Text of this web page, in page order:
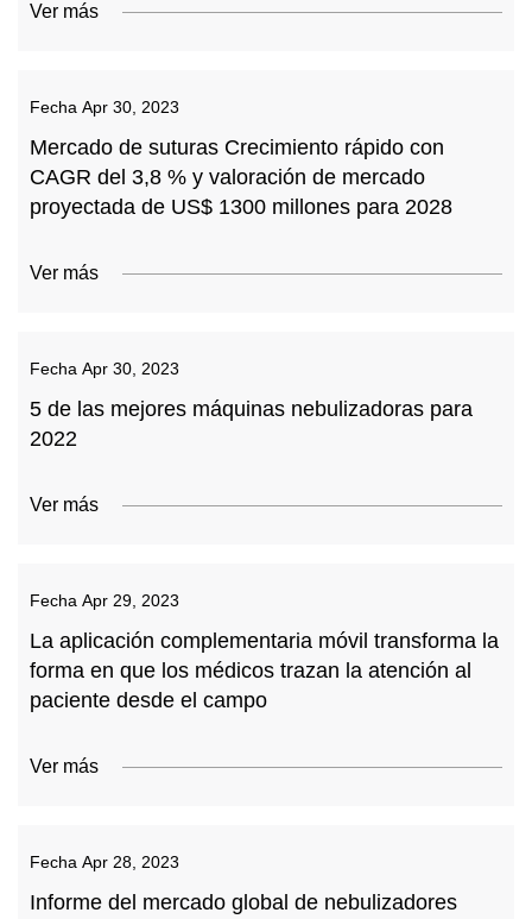
Ver más
Fecha Apr 30, 2023
Mercado de suturas Crecimiento rápido con
CAGR del 3,8 % y valoración de mercado
proyectada de US$ 1300 millones para 2028
Ver más
Fecha Apr 30, 2023
5 de las mejores máquinas nebulizadoras para
2022
Ver más
Fecha Apr 29, 2023
La aplicación complementaria móvil transforma la
forma en que los médicos trazan la atención al
paciente desde el campo
Ver más
Fecha Apr 28, 2023
Informe del mercado global de nebulizadores